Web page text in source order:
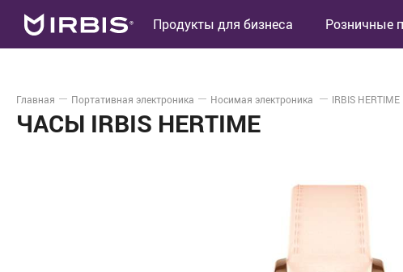
Продукты для бизнеса Розничные
Главная Портативная электроника Носимая электроника IRBIS HERTIME
ЧАСЫ IRBIS HERTIME